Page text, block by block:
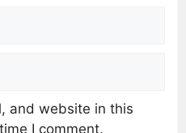
and website in this
I comment.